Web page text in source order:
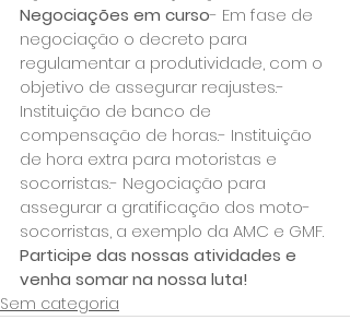
Negociações em curso- Em fase de
negociação o decreto para
regulamentar a produtividade, com o
objetivo de assegurar reajustes.-
Instituição de banco de
compensação de horas.- Instituição
de hora extra para motoristas e
socorristas.- Negociação para
assegurar a gratificação dos moto-
socorristas, a exemplo da AMC e GMF.
Participe das nossas atividades e
venha somar na nossa luta!
Sem categoria